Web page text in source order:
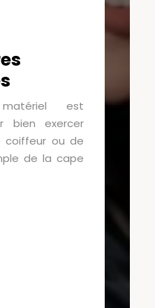
est
bien exercer
ou de
de la cape